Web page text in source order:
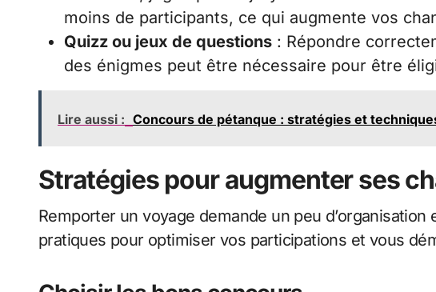
moins de participants, ce qui augmente vos
Quizz ou jeux de questions : Répondre
des énigmes peut être nécessaire pour être
Lire aussi : Concours de pétanque : stratégies et
Stratégies pour augmenter ses
Remporter un voyage demande un peu
pratiques pour optimiser vos participations et vous